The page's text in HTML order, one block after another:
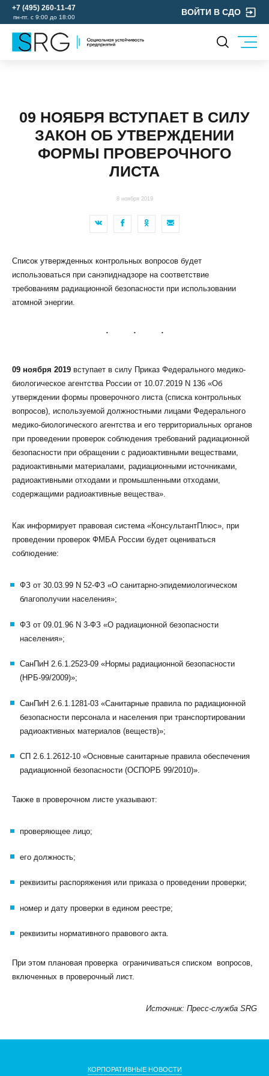
+7 (495) 260-11-47
пн-пт. с 9:00 до 18:00
ВОЙТИ В СДО
Пресс-центр
УЧЕБНЫЙ ЦЕНТР
ЭКОЛОГИЯ
ПОЛИТИКА КОНФИДЕНЦИАЛЬНОСТИ
УСЛОВИЯ ИСПОЛЬЗОВАНИЯ ФАЙЛОВ COOKIE
ПОЛЬЗОВАТЕЛЬСКОЕ СОГЛАШЕНИЕ
09 НОЯБРЯ ВСТУПАЕТ В СИЛУ
ЗАКОН ОБ УТВЕРЖДЕНИИ
ФОРМЫ ПРОВЕРОЧНОГО
ЛИСТА
8 ноября 2019
Список утвержденных контрольных вопросов будет
использоваться при санэпиднадзоре на соответствие
требованиям радиационной безопасности при использовании
атомной энергии.
09 ноября 2019 вступает в силу Приказ Федерального медико-
биологическое агентства России от 10.07.2019 N 136 «Об
утверждении формы проверочного листа (списка контрольных
вопросов), используемой должностными лицами Федерального
медико-биологического агентства и его территориальных органов
при проведении проверок соблюдения требований радиационной
безопасности при обращении с радиоактивными веществами,
радиоактивными материалами, радиационными источниками,
радиоактивными отходами и промышленными отходами,
содержащими радиоактивные вещества».
Как информирует правовая система «КонсультантПлюс», при
проведении проверок ФМБА России будет оцениваться
соблюдение:
ФЗ от 30.03.99 N 52-ФЗ «О санитарно-эпидемиологическом
благополучии населения»;
ФЗ от 09.01.96 N 3-ФЗ «О радиационной безопасности
населения»;
СанПиН 2.6.1.2523-09 «Нормы радиационной безопасности
(НРБ-99/2009)»;
СанПиН 2.6.1.1281-03 «Санитарные правила по радиационной
безопасности персонала и населения при транспортировании
радиоактивных материалов (веществ)»;
СП 2.6.1.2612-10 «Основные санитарные правила обеспечения
радиационной безопасности (ОСПОРБ 99/2010)».
Также в проверочном листе указывают:
проверяющее лицо;
его должность;
реквизиты распоряжения или приказа о проведении проверки;
номер и дату проверки в едином реестре;
реквизиты нормативного правового акта.
При этом плановая проверка ограничиваться списком вопросов,
включенных в проверочный лист.
Источник: Пресс-служба SRG
КОРПОРАТИВНЫЕ НОВОСТИ